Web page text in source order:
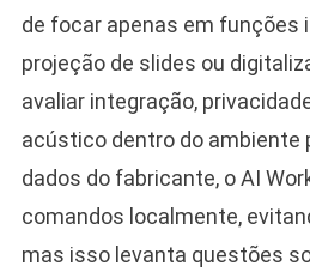
de focar apenas em funções
projeção de slides ou
avaliar integração,
acústico dentro do ambiente
dados do fabricante, o AI
comandos localmente,
mas isso levanta questões